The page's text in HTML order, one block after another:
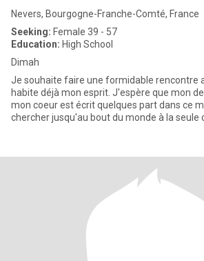
Nevers, Bourgogne-Franche-Comté, France
Seeking: Female 39 - 57
Education: High School
Dimah
Je souhaite faire une formidable rencontre
habite déjà mon esprit. J'espère que mon
mon coeur est écrit quelques part dans ce
chercher jusqu'au bout du monde à la seule